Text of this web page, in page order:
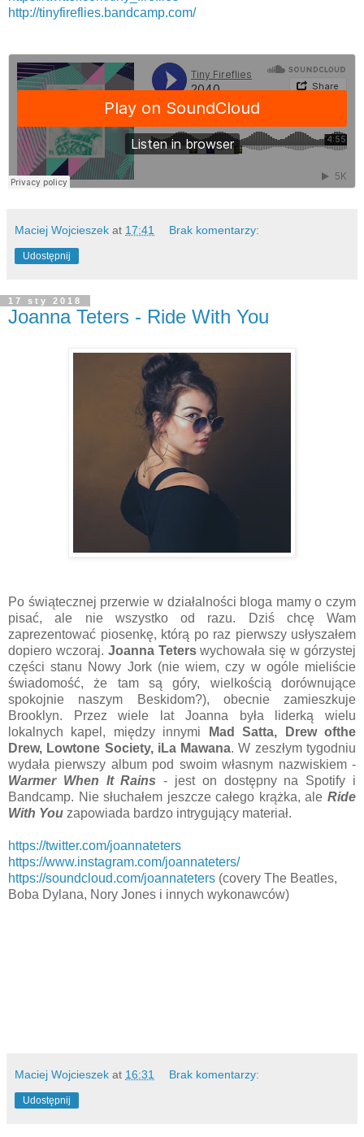
http://tinyfireflies.bandcamp.com/
Maciej Wojcieszek at 17:41 Brak komentarzy:
Udostępnij
17 sty 2018
Joanna Teters - Ride With You
Po świątecznej przerwie w działalności bloga mamy o czym
pisać, ale nie wszystko od razu. Dziś chcę Wam
zaprezentować piosenkę, którą po raz pierwszy usłyszałem
dopiero wczoraj. Joanna Teterswychowała się w górzystej
części stanu Nowy Jork (nie wiem, czy w ogóle mieliście
świadomość, że tam są góry, wielkością dorównujące
spokojnie naszym Beskidom?), obecnie zamieszkuje
Brooklyn. Przez wiele lat Joanna była liderką wielu
lokalnych kapel, między innymi
Mad Satta, Drew ofthe
Drew, Lowtone Society, iLa Mawana. W zeszłym tygodniu
wydała pierwszy album pod swoim własnym nazwiskiem -
Warmer When It Rains - jest on dostępny na Spotify i
Bandcamp. Nie słuchałem jeszcze całego krążka, ale Ride
With You zapowiada bardzo intrygujący materiał.
https://twitter.com/joannateters
https://www.instagram.com/joannateters/
https://soundcloud.com/joannateters (covery The Beatles,
Boba Dylana, Nory Jones i innych wykonawców)
Maciej Wojcieszek at 16:31 Brak komentarzy:
Udostępnij